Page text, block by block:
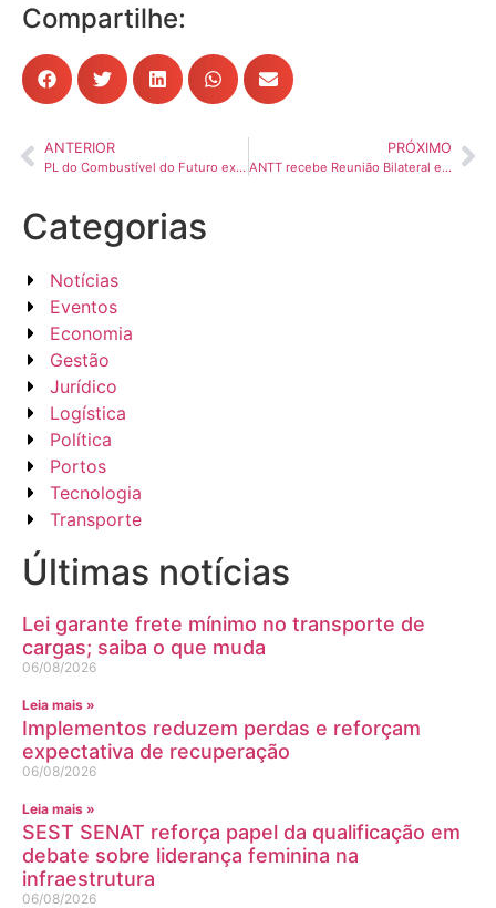
Compartilhe:
ANTERIOR
PL do Combustível do Futuro exigirá adaptação das transportadoras
PRÓXIMO
ANTT recebe Reunião Bilateral entre Brasil e Paraguai sobre transporte terrestre internacional
Categorias
Notícias
Eventos
Economia
Gestão
Jurídico
Logística
Política
Portos
Tecnologia
Transporte
Últimas notícias
Lei garante frete mínimo no transporte de
cargas; saiba o que muda
06/08/2026
Leia mais »
Implementos reduzem perdas e reforçam
expectativa de recuperação
06/08/2026
Leia mais »
SEST SENAT reforça papel da qualificação em
debate sobre liderança feminina na
infraestrutura
06/08/2026